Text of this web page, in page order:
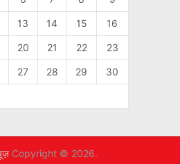
13 14 15 16
20 21 22 23
27 28 29 30
Copyright © 2026.